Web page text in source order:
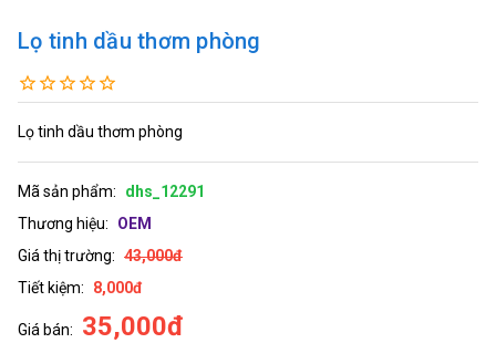
Lọ tinh dầu thơm phòng
Lọ tinh dầu thơm phòng
Mã sản phẩm:
dhs_12291
Thương hiệu:
OEM
Giá thị trường: 43,000đ
Tiết kiệm:
8,000đ
Giá bán: 35,000đ